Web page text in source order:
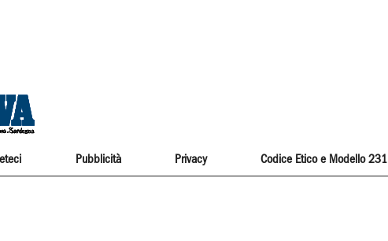
Pubblicità Privacy Codice Etico e Modello 231